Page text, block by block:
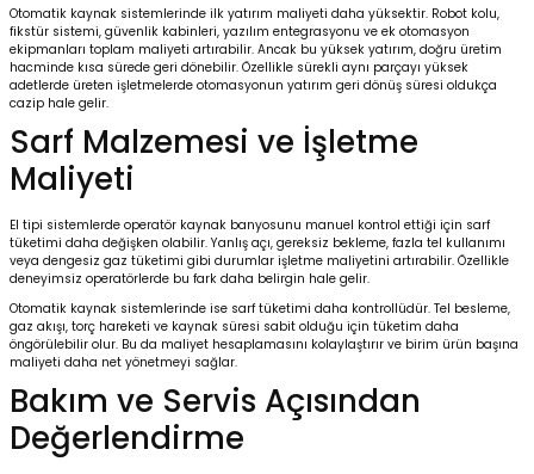
Otomatik kaynak sistemlerinde ilk yatırım maliyeti daha yüksektir. Robot kolu,
fikstür sistemi, güvenlik kabinleri, yazılım entegrasyonu ve ek otomasyon
ekipmanları toplam maliyeti artırabilir. Ancak bu yüksek yatırım, doğru üretim
hacminde kısa sürede geri dönebilir. Özellikle sürekli aynı parçayı yüksek
adetlerde üreten işletmelerde otomasyonun yatırım geri dönüş süresi oldukça
cazip hale gelir.
Sarf Malzemesi ve İşletme
Maliyeti
El tipi sistemlerde operatör kaynak banyosunu manuel kontrol ettiği için sarf
tüketimi daha değişken olabilir. Yanlış açı, gereksiz bekleme, fazla tel kullanımı
veya dengesiz gaz tüketimi gibi durumlar işletme maliyetini artırabilir. Özellikle
deneyimsiz operatörlerde bu fark daha belirgin hale gelir.
Otomatik kaynak sistemlerinde ise sarf tüketimi daha kontrollüdür. Tel besleme,
gaz akışı, torç hareketi ve kaynak süresi sabit olduğu için tüketim daha
öngörülebilir olur. Bu da maliyet hesaplamasını kolaylaştırır ve birim ürün başına
maliyeti daha net yönetmeyi sağlar.
Bakım ve Servis Açısından
Değerlendirme